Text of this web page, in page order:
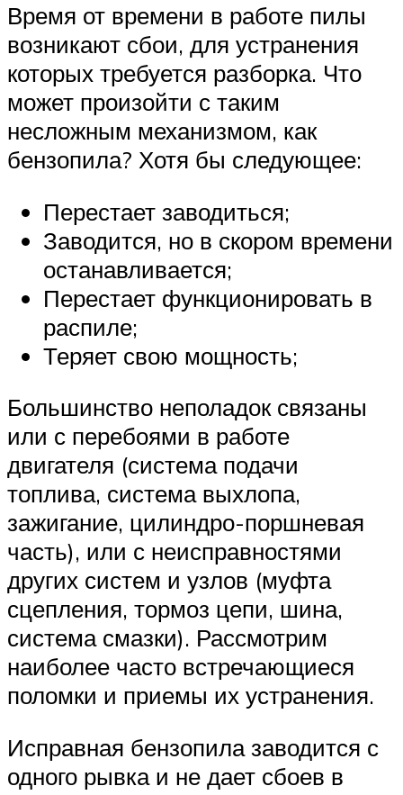
Время от времени в работе пилы
возникают сбои, для устранения
которых требуется разборка. Что
может произойти с таким
несложным механизмом, как
бензопила? Хотя бы следующее:
Перестает заводиться;
Заводится, но в скором времени
останавливается;
Перестает функционировать в
распиле;
Теряет свою мощность;
Большинство неполадок связаны
или с перебоями в работе
двигателя (система подачи
топлива, система выхлопа,
зажигание, цилиндро-поршневая
часть), или с неисправностями
других систем и узлов (муфта
сцепления, тормоз цепи, шина,
система смазки). Рассмотрим
наиболее часто встречающиеся
поломки и приемы их устранения.
Исправная бензопила заводится с
одного рывка и не дает сбоев в